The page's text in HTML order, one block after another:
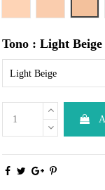
Tono : Light Beige
Light Beige